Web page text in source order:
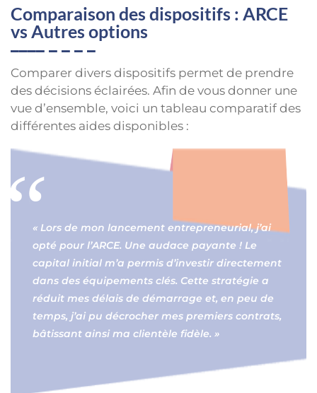
Comparaison des dispositifs : ARCE
vs Autres options
Comparer divers dispositifs permet de prendre
des décisions éclairées. Afin de vous donner une
vue d’ensemble, voici un tableau comparatif des
différentes aides disponibles :
« Lors de mon lancement entrepreneurial, j’ai
opté pour l’ARCE. Une audace payante ! Le
capital initial m’a permis d’investir directement
dans des équipements clés. Cette stratégie a
réduit mes délais de démarrage et, en peu de
temps, j’ai pu décrocher mes premiers contrats,
bâtissant ainsi ma clientèle fidèle. »